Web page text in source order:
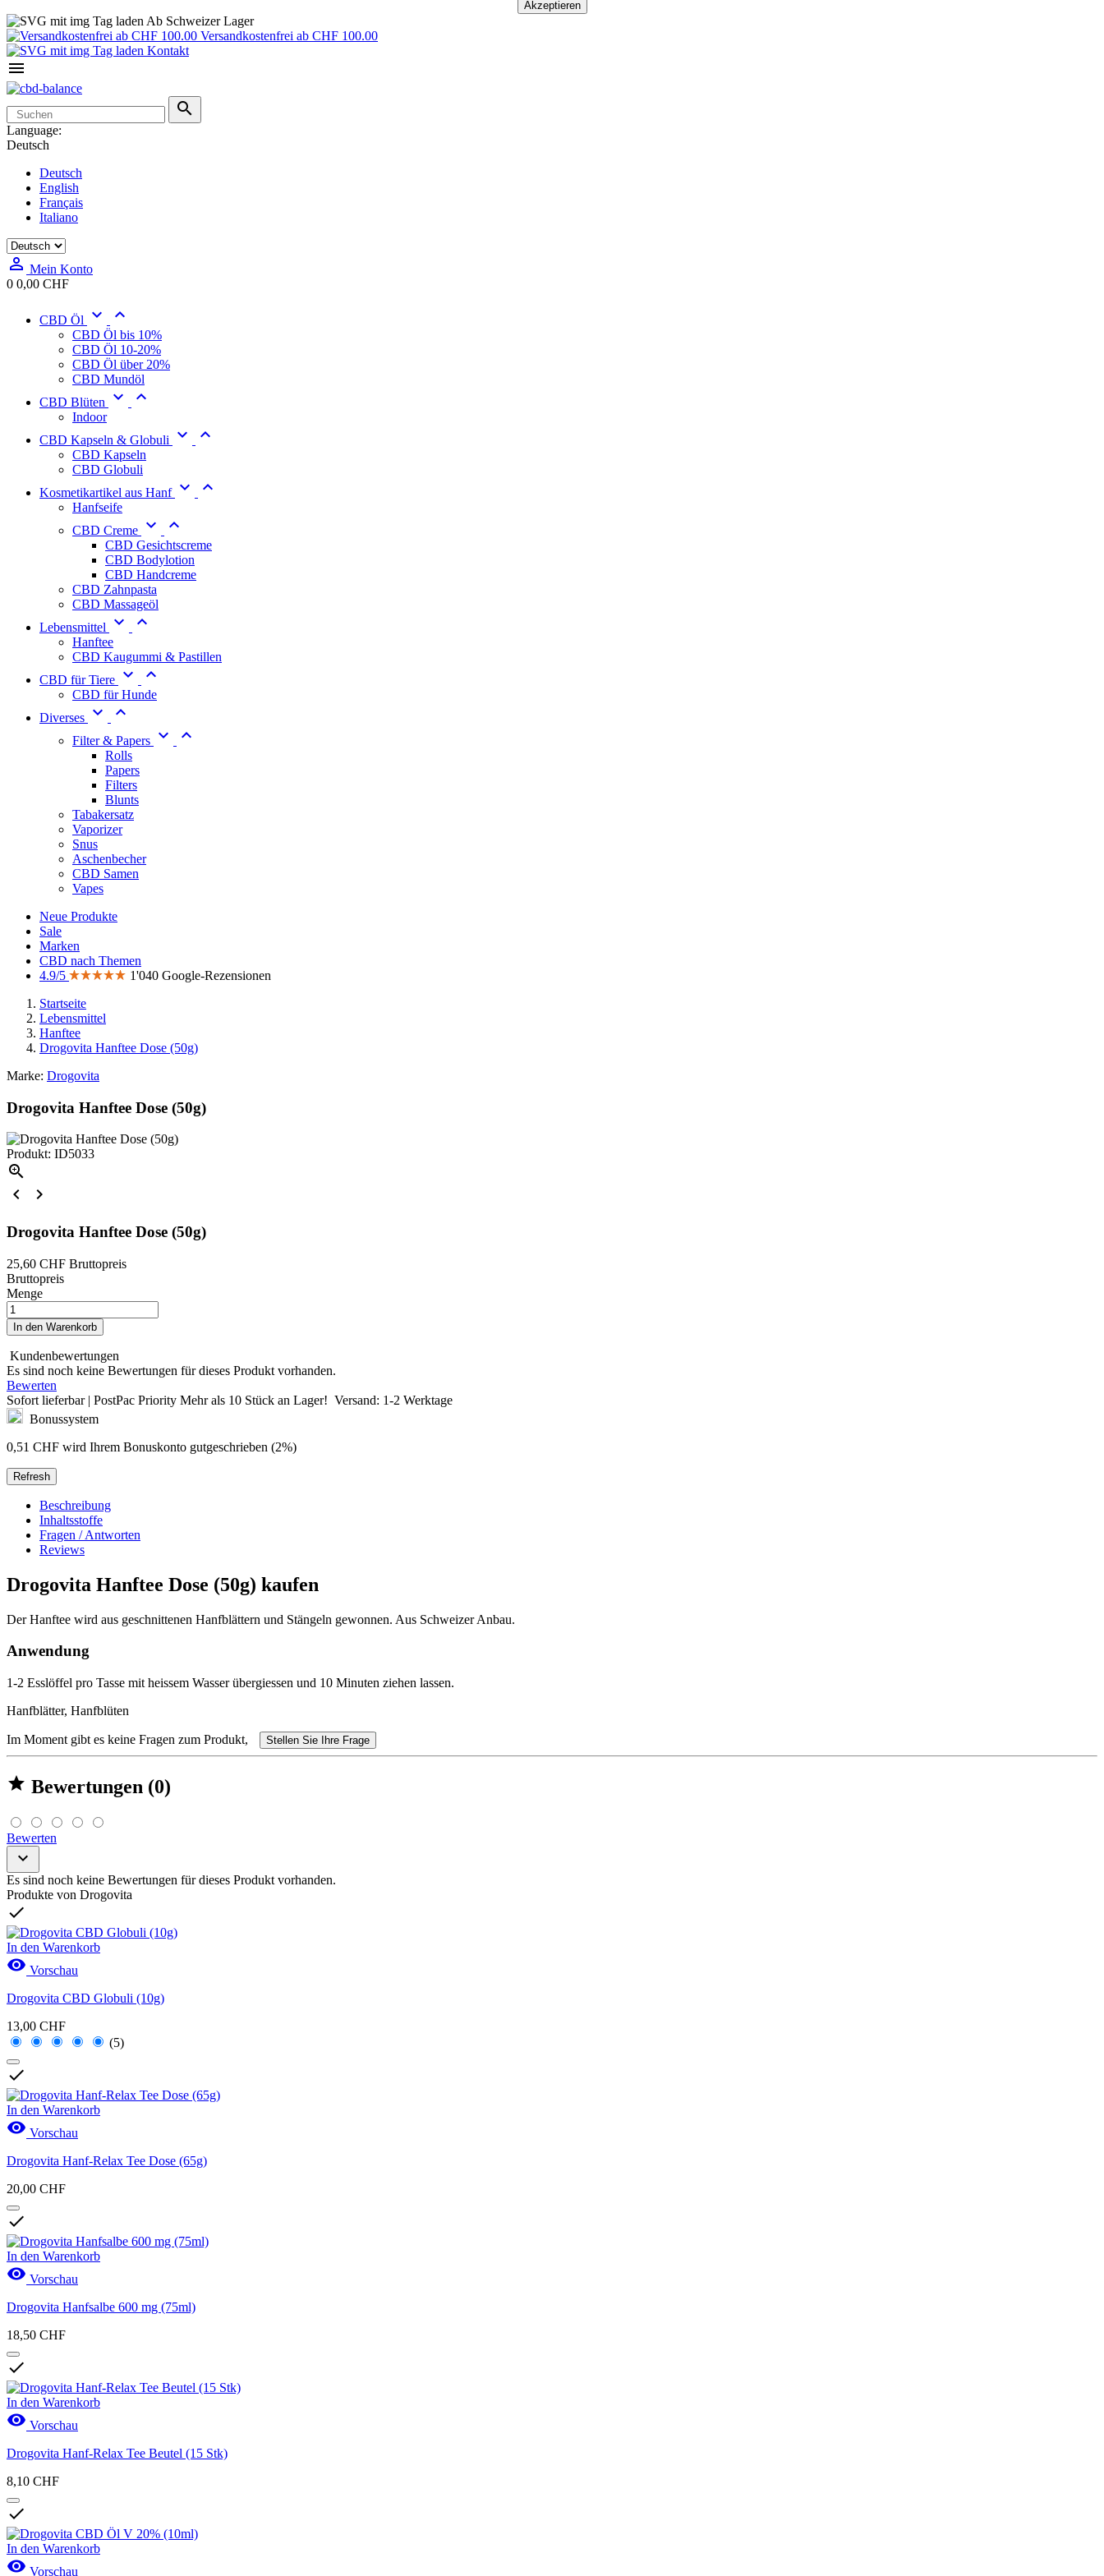
Akzeptieren
Ab Schweizer Lager
Versandkostenfrei ab CHF 100.00
Kontakt


Language:
Deutsch
Deutsch
English
Français
Italiano
 Mein Konto
0 0,00 CHF
CBD Öl  
CBD Öl bis 10%
CBD Öl 10-20%
CBD Öl über 20%
CBD Mundöl
CBD Blüten
 
Indoor
CBD Kapseln & Globuli
 
CBD Kapseln
CBD Globuli
Kosmetikartikel aus Hanf  
Hanfseife
CBD Creme  
CBD Gesichtscreme
CBD Bodylotion
CBD Handcreme
CBD Zahnpasta
CBD Massageöl
Lebensmittel
 
Hanftee
CBD Kaugummi & Pastillen
CBD für Tiere  
CBD für Hunde
Diverses  
Filter & Papers  
Rolls
Papers
Filters
Blunts
Tabakersatz
Vaporizer
Snus
Aschenbecher
CBD Samen
Vapes
Neue Produkte
Sale
Marken
CBD nach Themen
4.9/5
1'040 Google-Rezensionen
Startseite
Lebensmittel
Hanftee
Drogovita Hanftee Dose (50g)
Marke: Drogovita
Drogovita Hanftee Dose (50g)
Produkt: ID5033



Drogovita Hanftee Dose (50g)
25,60 CHF Bruttopreis
Bruttopreis
Menge
In den Warenkorb
Kundenbewertungen
Es sind noch keine Bewertungen für dieses Produkt vorhanden.
Bewerten
Sofort lieferbar | PostPac Priority Mehr als 10 Stück an Lager! Versand: 1-2 Werktage
Bonussystem
0,51 CHF wird Ihrem Bonuskonto gutgeschrieben (2%)
Beschreibung
Inhaltsstoffe
Fragen / Antworten
Reviews
Drogovita Hanftee Dose (50g) kaufen
Der Hanftee wird aus geschnittenen Hanfblättern und Stängeln gewonnen. Aus Schweizer Anbau.
Anwendung
1-2 Esslöffel pro Tasse mit heissem Wasser übergiessen und 10 Minuten ziehen lassen.
Hanfblätter, Hanfblüten
Im Moment gibt es keine Fragen zum Produkt, Stellen Sie Ihre Frage
 Bewertungen (0)
Bewerten

Es sind noch keine Bewertungen für dieses Produkt vorhanden.
Produkte von Drogovita

In den Warenkorb
 Vorschau
Drogovita CBD Globuli (10g)
13,00 CHF
(5)

In den Warenkorb
 Vorschau
Drogovita Hanf-Relax Tee Dose (65g)
20,00 CHF

In den Warenkorb
 Vorschau
Drogovita Hanfsalbe 600 mg (75ml)
18,50 CHF

In den Warenkorb
 Vorschau
Drogovita Hanf-Relax Tee Beutel (15 Stk)
8,10 CHF

In den Warenkorb
 Vorschau